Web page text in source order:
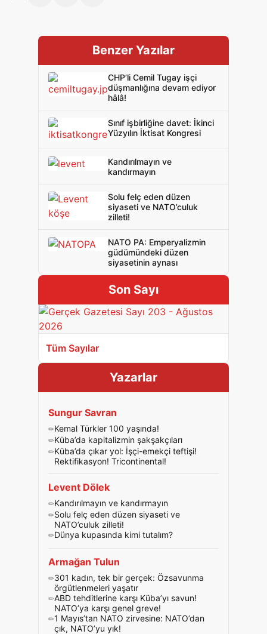
Benzer Yazılar
CHP’li Cemil Tugay işçi
düşmanlığına devam ediyor
hâlâ!
Sınıf işbirliğine davet: İkinci
Yüzyılın İktisat Kongresi
Kandırılmayın ve
kandırmayın
Solu felç eden düzen
siyaseti ve NATO’culuk
zilleti!
NATO PA: Emperyalizmin
güdümündeki düzen
siyasetinin aynası
Son Sayı
Tüm Sayılar
Yazarlar
Sungur Savran
Kemal Türkler 100 yaşında!
Küba’da kapitalizmin şakşakçıları
Küba’da çıkar yol: İşçi-emekçi teftişi!
Rektifikasyon! Tricontinental!
Levent Dölek
Kandırılmayın ve kandırmayın
Solu felç eden düzen siyaseti ve
NATO’culuk zilleti!
Dünya kupasında kimi tutalım?
Armağan Tulun
301 kadın, tek bir gerçek: Özsavunma
örgütlenmeleri yaşatır
ABD tehditlerine karşı Küba’yı savun!
NATO’ya karşı genel greve!
1 Mayıs’tan NATO zirvesine: NATO’dan
çık, NATO’yu yık!